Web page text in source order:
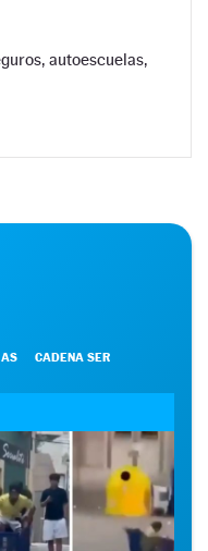
autoescuelas,
AS CADENA SER